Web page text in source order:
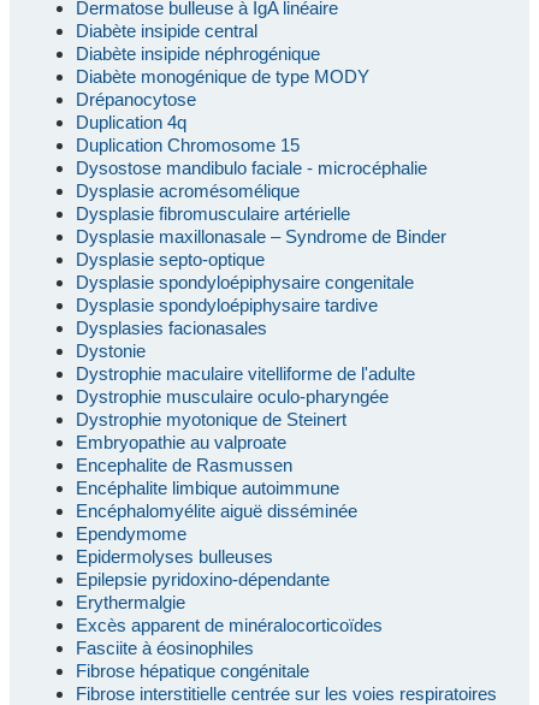
Dermatose bulleuse à IgA linéaire
Diabète insipide central
Diabète insipide néphrogénique
Diabète monogénique de type MODY
Drépanocytose
Duplication 4q
Duplication Chromosome 15
Dysostose mandibulo faciale - microcéphalie
Dysplasie acromésomélique
Dysplasie fibromusculaire artérielle
Dysplasie maxillonasale – Syndrome de Binder
Dysplasie septo-optique
Dysplasie spondyloépiphysaire congenitale
Dysplasie spondyloépiphysaire tardive
Dysplasies facionasales
Dystonie
Dystrophie maculaire vitelliforme de l'adulte
Dystrophie musculaire oculo-pharyngée
Dystrophie myotonique de Steinert
Embryopathie au valproate
Encephalite de Rasmussen
Encéphalite limbique autoimmune
Encéphalomyélite aiguë disséminée
Ependymome
Epidermolyses bulleuses
Epilepsie pyridoxino-dépendante
Erythermalgie
Excès apparent de minéralocorticoïdes
Fasciite à éosinophiles
Fibrose hépatique congénitale
Fibrose interstitielle centrée sur les voies respiratoires